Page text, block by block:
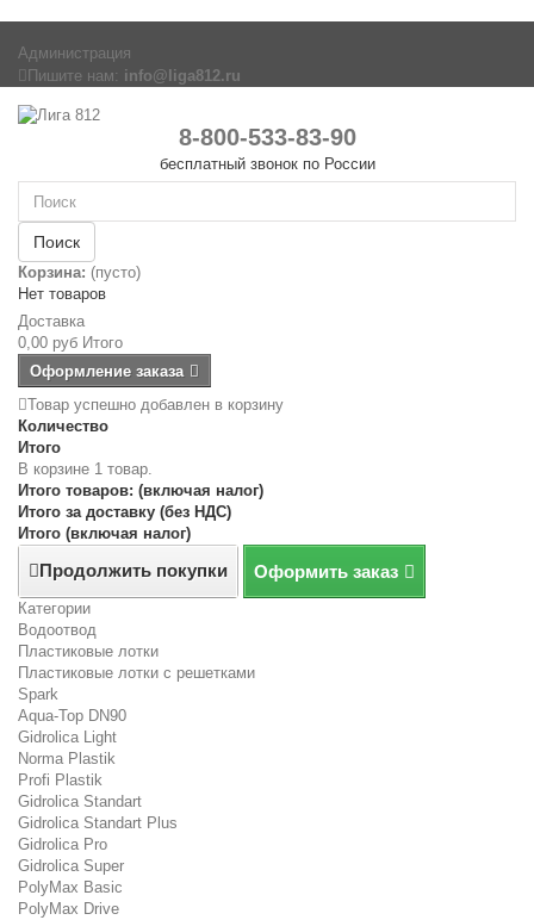
Администрация
Пишите нам: info@liga812.ru
8-800-533-83-90
бесплатный звонок по России
Поиск
Корзина: (пусто)
Нет товаров
Доставка
0,00 руб Итого
Оформление заказа
Товар успешно добавлен в корзину
Количество
Итого
В корзине 1 товар.
Итого товаров: (включая налог)
Итого за доставку (без НДС)
Итого (включая налог)
Продолжить покупки Оформить заказ
Категории
Водоотвод
Пластиковые лотки
Пластиковые лотки с решетками
Spark
Aqua-Top DN90
Gidrolica Light
Norma Plastik
Profi Plastik
Gidrolica Standart
Gidrolica Standart Plus
Gidrolica Pro
Gidrolica Super
PolyMax Basic
PolyMax Drive